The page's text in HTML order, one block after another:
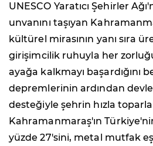
UNESCO Yaratıcı Şehirler
unvanını taşıyan
kültürel mirasının yanı sıra
girişimcilik ruhuyla her
ayağa kalkmayı başardığını
depremlerinin ardından
desteğiyle şehrin hızla
Kahramanmaraş'ın
yüzde 27'sini, metal mutfak